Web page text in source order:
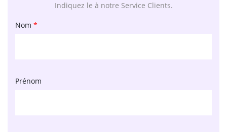
Indiquez le à notre Service Clients.
Nom *
Prénom